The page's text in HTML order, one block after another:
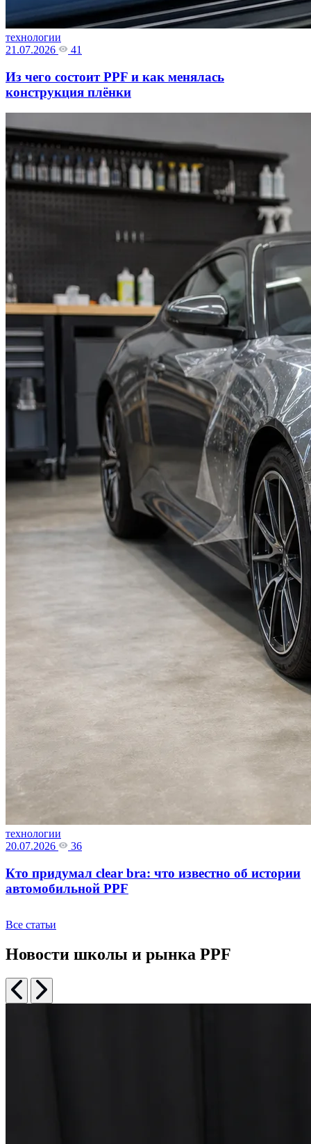
технологии
21.07.2026
41
Из чего состоит PPF и как менялась
конструкция плёнки
технологии
20.07.2026
36
Кто придумал clear bra: что известно об истории
автомобильной PPF
Все статьи
Новости школы и рынка PPF